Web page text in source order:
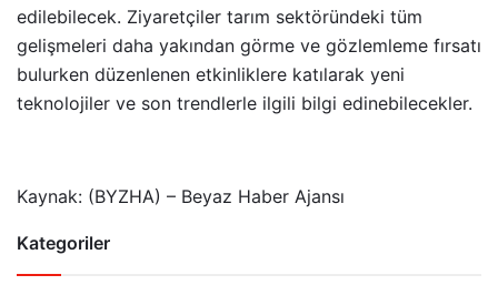
edilebilecek. Ziyaretçiler tarım sektöründeki tüm
gelişmeleri daha yakından görme ve gözlemleme fırsatı
bulurken düzenlenen etkinliklere katılarak yeni
teknolojiler ve son trendlerle ilgili bilgi edinebilecekler.
Kaynak: (BYZHA) – Beyaz Haber Ajansı
Kategoriler